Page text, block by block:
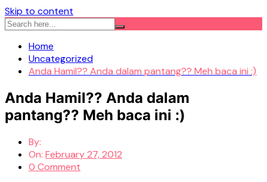
Skip to content
Home
Uncategorized
Anda Hamil?? Anda dalam pantang?? Meh baca ini :)
Anda Hamil?? Anda dalam
pantang?? Meh baca ini :)
By:
On: February 27, 2012
0 Comment